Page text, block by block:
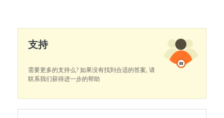
支持
需要更多的支持么? 如果没有找到合适的答案, 请
联系我们获得进一步的帮助